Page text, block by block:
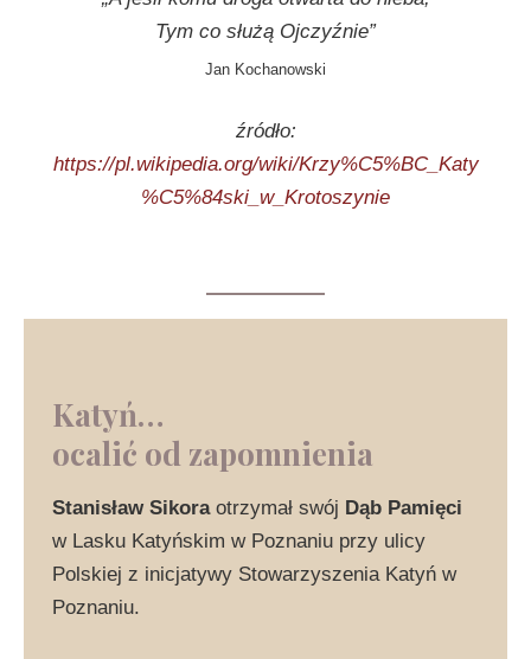
Tym co służą Ojczyźnie”
Jan Kochanowski
źródło:
https://pl.wikipedia.org/wiki/Krzy%C5%BC_Katy
%C5%84ski_w_Krotoszynie
Katyń…
ocalić od zapomnienia
Stanisław Sikora otrzymał swój Dąb Pamięci
w Lasku Katyńskim w Poznaniu przy ulicy
Polskiej z inicjatywy Stowarzyszenia Katyń w
Poznaniu.